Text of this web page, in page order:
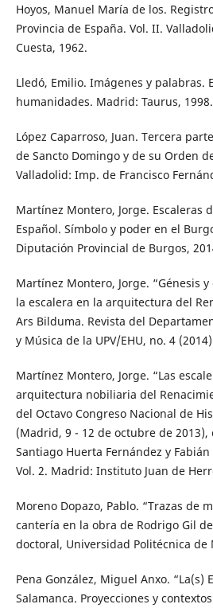
Hoyos, Manuel María de los.
Provincia de España. Vol. II.
Cuesta, 1962.
Lledó, Emilio. Imágenes y palabras.
humanidades. Madrid: Taurus, 1998.
López Caparroso, Juan. Tercera
de Sancto Domingo y de su Orden
Valladolid: Imp. de Francisco
Martínez Montero, Jorge. Escaleras
Español. Símbolo y poder en el
Diputación Provincial de Burgos,
Martínez Montero, Jorge. “Génesis
la escalera en la arquitectura del
Ars Bilduma. Revista del
y Música de la UPV/EHU, no. 4
Martínez Montero, Jorge. “Las
arquitectura nobiliaria del
del Octavo Congreso Nacional de
(Madrid, 9 - 12 de octubre de
Santiago Huerta Fernández y Fabián
Vol. 2. Madrid: Instituto Juan de
Moreno Dopazo, Pablo. “Trazas de
cantería en la obra de Rodrigo Gil
doctoral, Universidad Politécnica de
Pena González, Miguel Anxo. “La(s)
Salamanca. Proyecciones y